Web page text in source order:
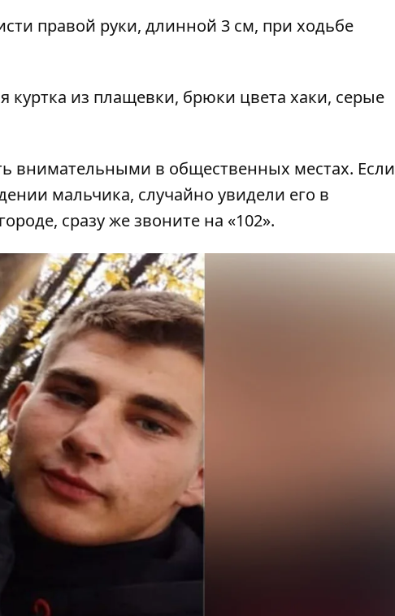
правой руки, длинной 3 см, при ходьбе
куртка из плащевки, брюки цвета хаки, серые
внимательными в общественных местах. Если
мальчика, случайно увидели его в
сразу же звоните на «102».